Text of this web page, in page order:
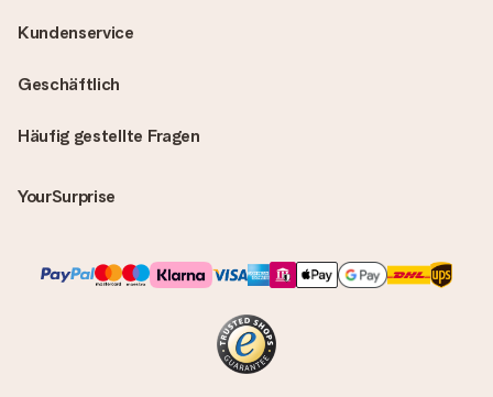
Häufig gestellte Fragen
YourSurprise
Kundenservice
Geschäftlich